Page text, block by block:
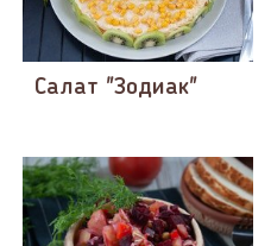
Салат "Зодиак"